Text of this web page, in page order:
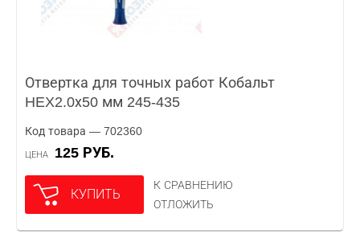
Отвертка для точных работ Кобальт
HEX2.0х50 мм 245-435
Код товара — 702360
ЦЕНА 125 РУБ.
КУПИТЬ
К СРАВНЕНИЮ
ОТЛОЖИТЬ